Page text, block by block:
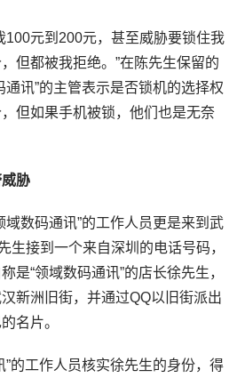
100元到200元，甚至威胁要锁住我
但都被我拒绝。”在陈先生保留的
通讯”的主管表示是否锁机的选择权
但如果手机被锁，他们也是无奈
胁
域数码通讯”的工作人员更是来到武
生接到一个来自深圳的电话号码，
是“领域数码通讯”的店长徐先生，
新洲旧街，并通过QQ以旧街派出
名片。
”的工作人员核实徐先生的身份，得